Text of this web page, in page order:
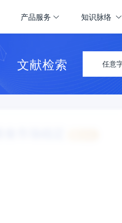
产品服务 知识脉络
文献检索 任意